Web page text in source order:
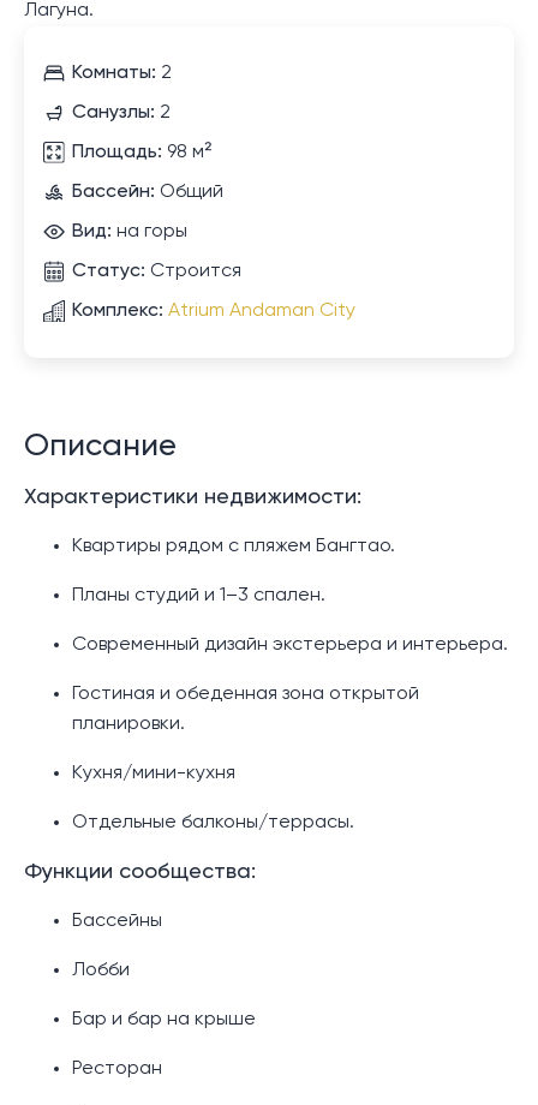
Лагуна.
Комнаты: 2
Санузлы: 2
Площадь: 98 м²
Бассейн: Общий
Вид: на горы
Статус: Строится
Комплекс: Atrium Andaman City
Описание
Характеристики недвижимости:
Квартиры рядом с пляжем Бангтао.
Планы студий и 1–3 спален.
Современный дизайн экстерьера и интерьера.
Гостиная и обеденная зона открытой
планировки.
Кухня/мини-кухня
Отдельные балконы/террасы.
Функции сообщества:
Бассейны
Лобби
Бар и бар на крыше
Ресторан